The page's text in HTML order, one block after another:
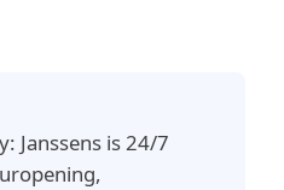
Janssens is 24/7